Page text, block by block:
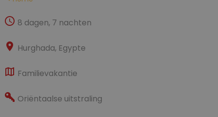
8 dagen, 7 nachten
Hurghada, Egypte
Familievakantie
Oriëntaalse uitstraling